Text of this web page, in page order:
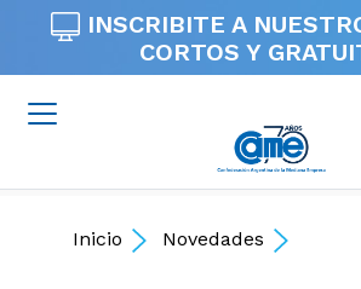
INSCRIBITE A
CORTOS Y
Inicio Novedades